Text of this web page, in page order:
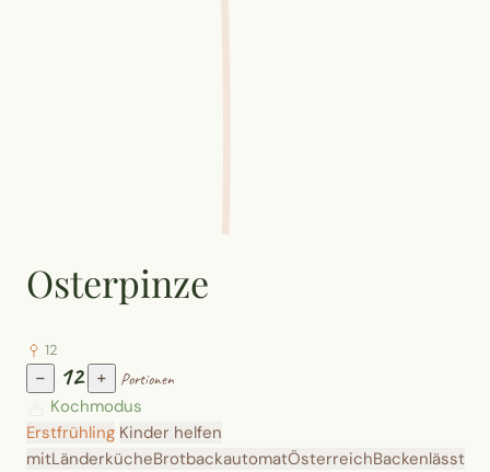
Osterpinze
12
− 12 + Portionen
Kochmodus
Erstfrühling Kinder helfen
mitLänderkücheBrotbackautomatÖsterreichBackenlässt